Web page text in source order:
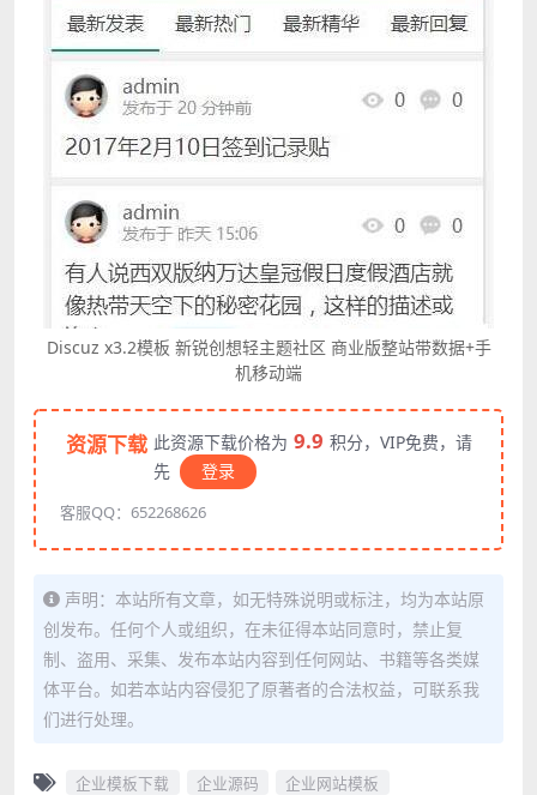
Discuz x3.2模板 新锐创想轻主题社区 商业版整站带数据+手
机移动端
资源下载 此资源下载价格为 9.9 积分，VIP免费，请
先
登录
客服QQ：652268626
声明：本站所有文章，如无特殊说明或标注，均为本站原
创发布。任何个人或组织，在未征得本站同意时，禁止复
制、盗用、采集、发布本站内容到任何网站、书籍等各类媒
体平台。如若本站内容侵犯了原著者的合法权益，可联系我
们进行处理。
企业模板下载 企业源码
企业网站模板